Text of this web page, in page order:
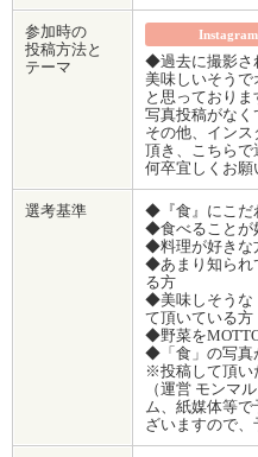
参加時の
投稿方法と
テーマ
Instagram
◆過去に撮影さ
美味しいそう
と思っておりま
写真投稿がなく
その他、イン
頂き、こちらで
何卒宜しくお願
選考基準
◆『食』にこだ
◆食べることが
◆料理が好きな
◆あまり知られ
る方
◆美味しそうな
て頂いている方
◆野菜を
◆「食」の写真
※投稿して頂い
（運営 モンマ
ム、紙媒体等
ざいますので、